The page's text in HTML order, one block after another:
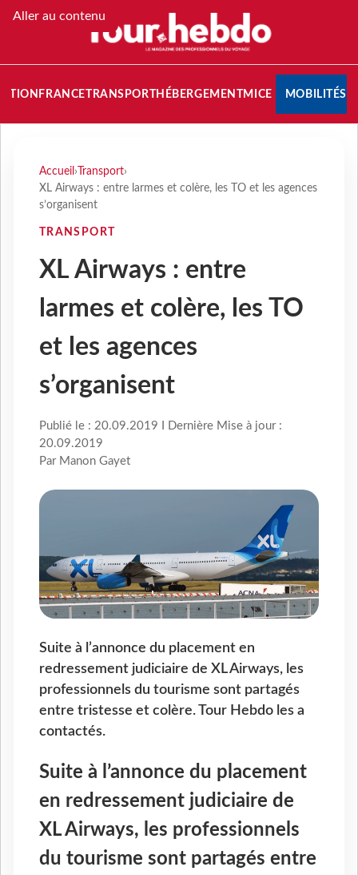
Aller au contenu
FRANCETRANSPORT HÉBERGEMENTMICE MOBILITÉS
Accueil › Transport›
XL Airways : entre larmes et colère, les TO et les agences
s’organisent
TRANSPORT
XL Airways : entre
larmes et colère, les TO
et les agences
s’organisent
Publié le : 20.09.2019 I Dernière Mise à jour :
20.09.2019
Par Manon Gayet
Suite à l’annonce du placement en
redressement judiciaire de XL Airways, les
professionnels du tourisme sont partagés
entre tristesse et colère. Tour Hebdo les a
contactés.
Suite à l’annonce du placement
en redressement judiciaire de
XL Airways, les professionnels
du tourisme sont partagés entre